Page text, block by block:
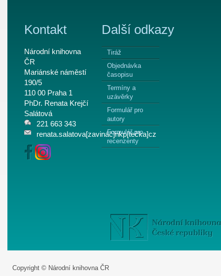
Kontakt
Národní knihovna
ČR
Mariánské náměstí
190/5
110 00 Praha 1
PhDr. Renata Krejčí
Salátová
221 663 343
renata.salatova[zavináč]nkp[tečka]cz
Další odkazy
Tiráž
Objednávka
časopisu
Termíny a
uzávěrky
Formulář pro
autory
Formulář pro
recenzenty
Copyright © Národní knihovna ČR